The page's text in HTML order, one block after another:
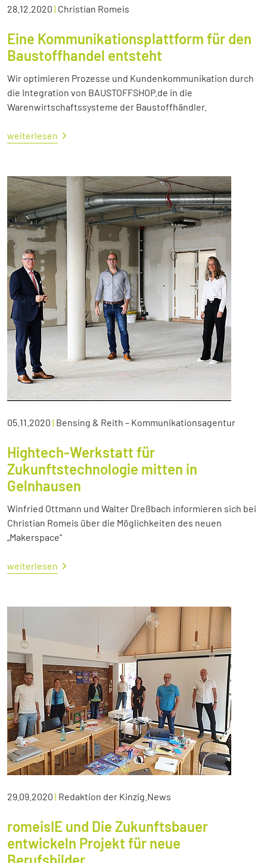
28.12.2020 | Christian Romeis
Eine Kommunikationsplattform für den
Baustoffhandel entsteht
Wir optimieren Prozesse und Kundenkommunikation durch
die Integration von BAUSTOFFSHOP.de in die
Warenwirtschaftssysteme der Baustoffhändler.
weiterlesen
05.11.2020 | Bensing & Reith – Kommunikationsagentur
Hightech-Werkstatt für
Zukunftstechnologie mitten in
Gelnhausen
Winfried Ottmann und Walter Dreßbach informieren sich bei
Christian Romeis über die Möglichkeiten des neuen
„Makerspace“
weiterlesen
29.09.2020 | Redaktion der Kinzig.News
romeisIE und Die Zukunftsbauer
entwickeln Projekt für neue